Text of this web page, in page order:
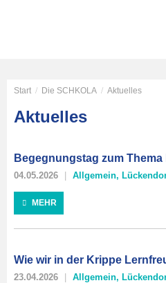
Start / Die SCHKOLA / Aktuelles
Aktuelles
Begegnungstag zum
04.05.2026 Allgemein,
MEHR
Wie wir in der Krippe
23.04.2026 Allgemein,